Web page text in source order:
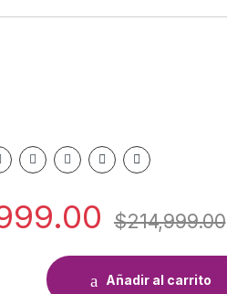
$214,999.00
LILIANA MICAHEAT CM705 quantity
Añadir al carrito